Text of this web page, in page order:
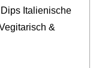
Italienische
&